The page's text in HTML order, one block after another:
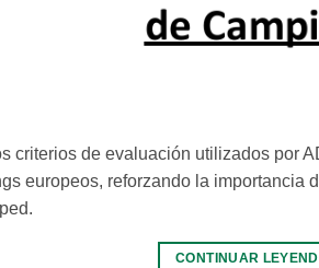
criterios de evaluación utilizados por
europeos, reforzando la importancia
CONTINUAR